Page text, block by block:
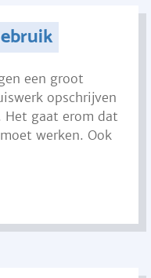
een groot
opschrijven
Het gaat erom dat
werken. Ook